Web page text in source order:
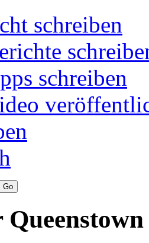
schreiben
schreiben